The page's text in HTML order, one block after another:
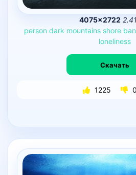
4075×2722
person dark mountains shore
loneliness
Скачать
1225 0